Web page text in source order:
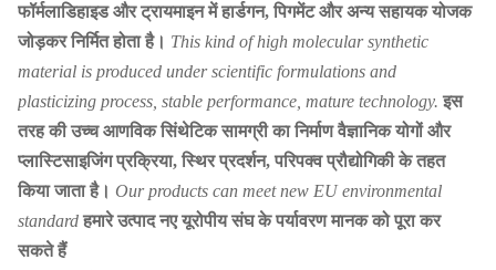
फॉर्मलाडिहाइड और ट्रायमाइन में हार्डगन, पिगमेंट और अन्य सहायक योजक
जोड़कर निर्मित होता है। This kind of high molecular synthetic
material is produced under scientific formulations and
plasticizing process, stable performance, mature technology. इस
तरह की उच्च आणविक सिंथेटिक सामग्री का निर्माण वैज्ञानिक योगों और
प्लास्टिसाइजिंग प्रक्रिया, स्थिर प्रदर्शन, परिपक्व प्रौद्योगिकी के तहत
किया जाता है। Our products can meet new EU environmental
standard हमारे उत्पाद नए यूरोपीय संघ के पर्यावरण मानक को पूरा कर
सकते हैं